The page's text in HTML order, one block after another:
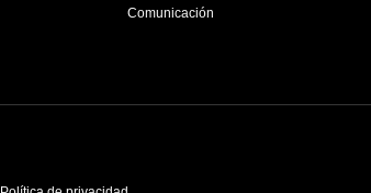
Comunicación